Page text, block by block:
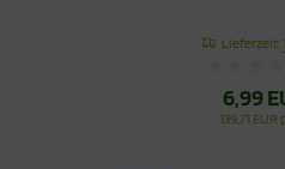
Lieferzeit:
6,99
139,71 EUR